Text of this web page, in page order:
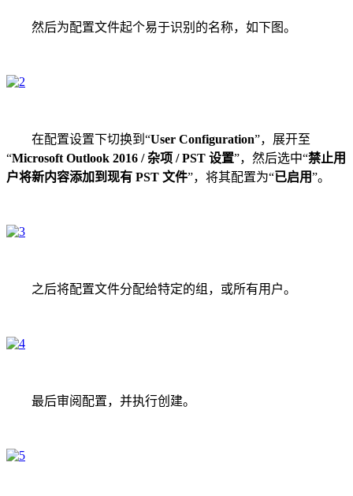
然后为配置文件起个易于识别的名称，如下图。
在配置设置下切换到“User Configuration”，展开至
“Microsoft Outlook 2016 / 杂项 / PST 设置”，然后选中“禁止用
户将新内容添加到现有 PST 文件”，将其配置为“已启用”。
之后将配置文件分配给特定的组，或所有用户。
最后审阅配置，并执行创建。